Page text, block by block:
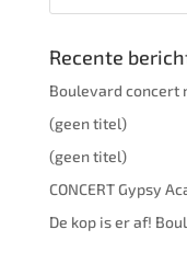
Recente
Boulevard concert
(geen titel)
(geen titel)
CONCERT Gypsy
De kop is er af!